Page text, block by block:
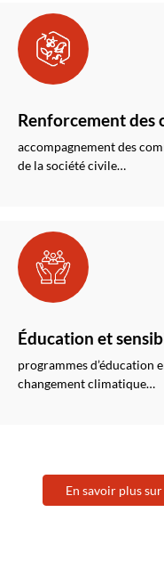
Renforcement des
accompagnement des
de la société civile…
Éducation et
programmes d’éducation
changement climatique…
En savoir plus